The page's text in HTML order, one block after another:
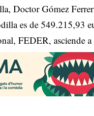
Doctor Gómez
es de 549.215,93
FEDER, asciende